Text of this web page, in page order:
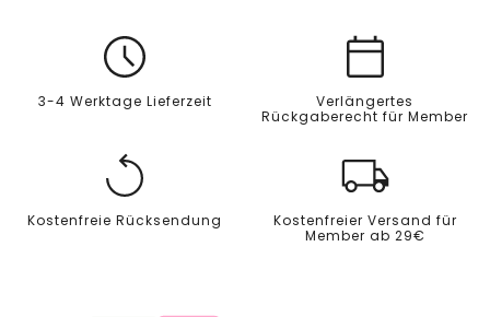
3-4 Werktage Lieferzeit
Verlängertes
Rückgaberecht für Member
Kostenfreie Rücksendung
Kostenfreier Versand für
Member ab 29€